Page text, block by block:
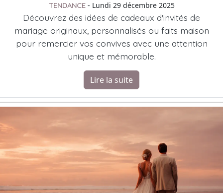
TENDANCE- Lundi 29 décembre 2025
Découvrez des idées de cadeaux d'invités de
mariage originaux, personnalisés ou faits maison
pour remercier vos convives avec une attention
unique et mémorable.
Lire la suite